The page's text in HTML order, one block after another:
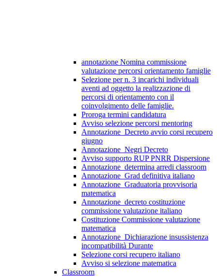
annotazione Nomina commissione
valutazione percorsi orientamento famiglie
Selezione per n. 3 incarichi individuali
aventi ad oggetto la realizzazione di
percorsi di orientamento con il
coinvolgimento delle famiglie.
Proroga termini candidatura
Avviso selezione percorsi mentoring
Annotazione_Decreto avvio corsi recupero
giugno
Annotazione_Negri Decreto
Avviso supporto RUP PNRR Dispersione
Annotazione_determina arredi classroom
Annotazione_Grad definitiva italiano
Annotazione_Graduatoria provvisoria
matematica
Annotazione_decreto costituzione
commissione valutazione italiano
Costituzione Commissione valutazione
matematica
Annotazione_Dichiarazione insussistenza
incompatibilità Durante
Selezione corsi recupero italiano
Avviso si selezione matematica
Classroom